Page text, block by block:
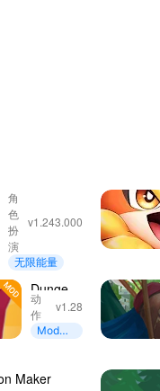
勇士争霸：
赤胆联盟
角
色
扮
演
v1.243.000
无限能量
Dungeon
Manager
: Mine
动
作
v1.28
Mod速
Maker